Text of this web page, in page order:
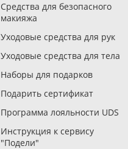
Средства для безопасного
макияжа
Уходовые средства для рук
Уходовые средства для тела
Наборы для подарков
Подарить сертификат
Программа лояльности UDS
Инструкция к сервису
"Подели"